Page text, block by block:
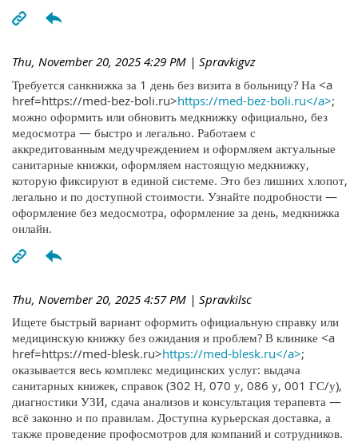
Thu, November 20, 2025 4:29 PM | Spravkigvz
Требуется санкнижка за 1 день без визита в больницу? На <a
href=https://med-bez-boli.ru>https://med-bez-boli.ru</a>;
можно оформить или обновить медкнижку официально, без
медосмотра — быстро и легально. Работаем с
аккредитованным медучреждением и оформляем актуальные
санитарные книжки, оформляем настоящую медкнижку,
которую фиксируют в единой системе. Это без лишних хлопот,
легально и по доступной стоимости. Узнайте подробности —
оформление без медосмотра, оформление за день, медкнижка
онлайн.
Thu, November 20, 2025 4:57 PM | Spravkilsc
Ищете быстрый вариант оформить официальную справку или
медицинскую книжку без ожидания и проблем? В клинике <a
href=https://med-blesk.ru>https://med-blesk.ru</a>;
оказывается весь комплекс медицинских услуг: выдача
санитарных книжек, справок (302 Н, 070 у, 086 у, 001 ГС/у),
диагностики УЗИ, сдача анализов и консультация терапевта —
всё законно и по правилам. Доступна курьерская доставка, а
также проведение профосмотров для компаний и сотрудников.